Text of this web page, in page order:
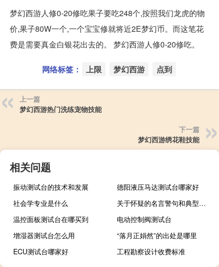
梦幻西游人修0-20修吃果子要吃248个,按照我们龙虎的物
价,果子80W一个,一个宝宝修就将近2E梦幻币。而这笔花
费是需要真金白银花出去的。 梦幻西游人修0-20修吃。
网络标签： 上限 梦幻西游 点到
上一篇
梦幻西游热门洗练宠物技能
下一篇
梦幻西游绣花鞋技能
相关问题
振动测试台的技术和发展
德阳液压马达测试台哪家好
社会学专业是什么
关于怀疑的名言警句和典型事例（关于怀疑的名言）
温控面板测试台在哪买到
电动控制阀测试台
增湿器测试台怎么用
“落月正娟然”的出处是哪里
ECU测试台哪家好
工程勘察设计收费标准